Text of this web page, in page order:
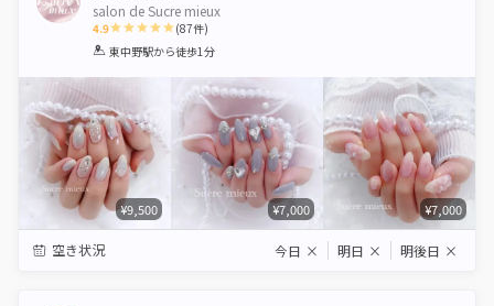
salon de Sucre mieux
4.9
1 2 3 4 5
(87件)
東中野駅から徒歩1分
¥9,500 ¥7,000 ¥7,000
空き状況 今日 × 明日 × 明後日 ×